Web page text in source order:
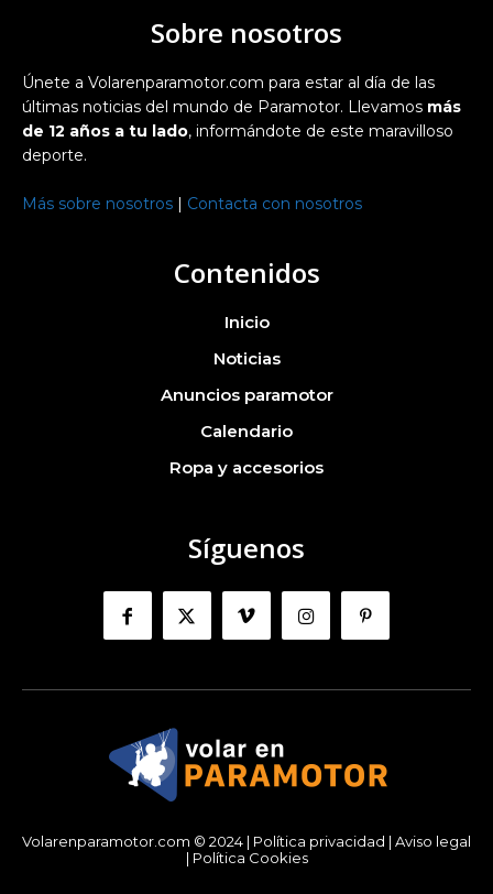
Sobre nosotros
Únete a Volarenparamotor.com para estar al día de las
últimas noticias del mundo de Paramotor. Llevamos más
de 12 años a tu lado, informándote de este maravilloso
deporte.
Más sobre nosotros | Contacta con nosotros
Contenidos
Inicio
Noticias
Anuncios paramotor
Calendario
Ropa y accesorios
Síguenos
Volarenparamotor.com © 2024 | Política privacidad | Aviso legal
| Política Cookies